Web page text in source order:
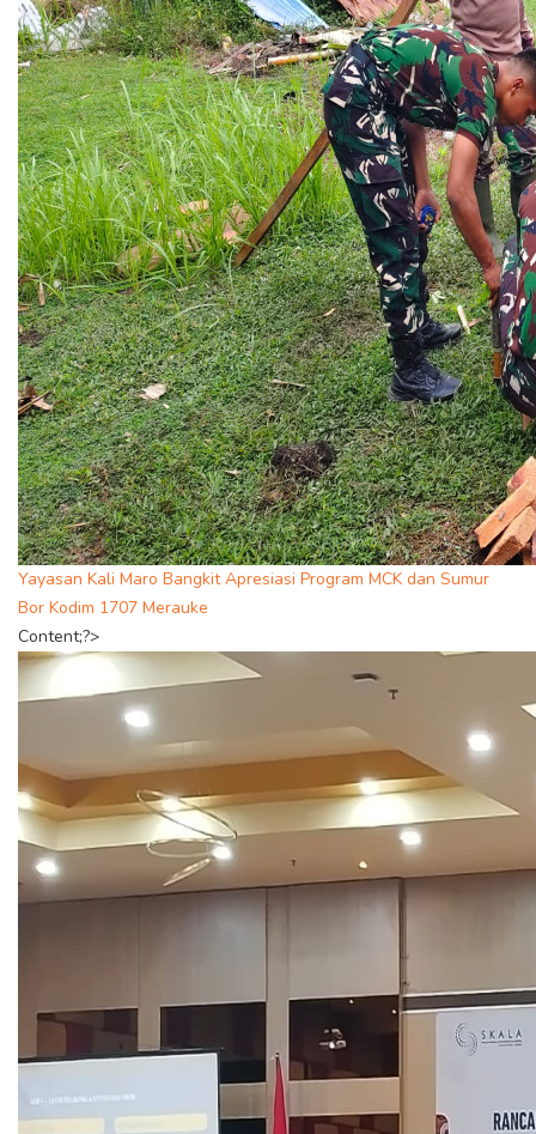
Yayasan Kali Maro Bangkit Apresiasi Program MCK dan Sumur
Bor Kodim 1707 Merauke
Content;?>